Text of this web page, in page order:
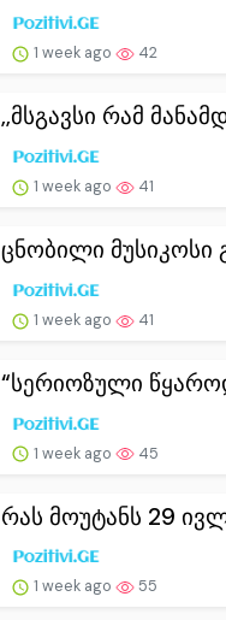
1 week ago 42
,,მსგავსი რამ
1 week ago 41
ცნობილი
1 week ago 41
“სერიოზული
1 week ago 45
რას მოუტანს 29
1 week ago 55